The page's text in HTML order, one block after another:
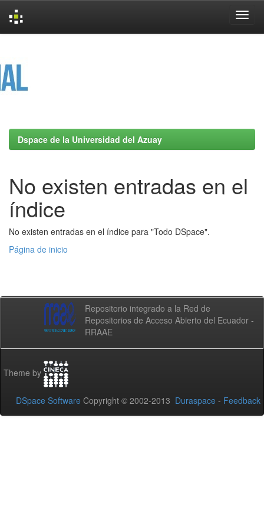
Dspace de la Universidad del Azuay
No existen entradas en el
índice
No existen entradas en el índice para "Todo DSpace".
Página de inicio
Repositorio integrado a la Red de
Repositorios de Acceso Abierto del Ecuador -
RRAAE
Theme by
DSpace Software Copyright © 2002-2013 Duraspace - Feedback